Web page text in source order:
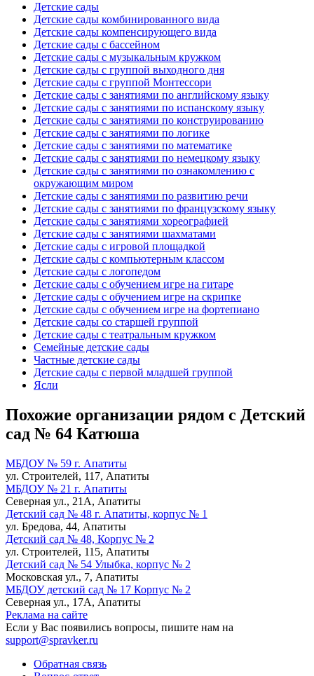
Детские сады
Детские сады комбинированного вида
Детские сады компенсирующего вида
Детские сады с бассейном
Детские сады с музыкальным кружком
Детские сады с группой выходного дня
Детские сады с группой Монтессори
Детские сады с занятиями по английскому языку
Детские сады с занятиями по испанскому языку
Детские сады с занятиями по конструированию
Детские сады с занятиями по логике
Детские сады с занятиями по математике
Детские сады с занятиями по немецкому языку
Детские сады с занятиями по ознакомлению с
окружающим миром
Детские сады с занятиями по развитию речи
Детские сады с занятиями по французскому языку
Детские сады с занятиями хореографией
Детские сады с занятиями шахматами
Детские сады с игровой площадкой
Детские сады с компьютерным классом
Детские сады с логопедом
Детские сады с обучением игре на гитаре
Детские сады с обучением игре на скрипке
Детские сады с обучением игре на фортепиано
Детские сады со старшей группой
Детские сады с театральным кружком
Семейные детские сады
Частные детские сады
Детские сады с первой младшей группой
Ясли
Похожие организации рядом с Детский
сад № 64 Катюша
МБДОУ № 59 г. Апатиты
ул. Строителей, 117, Апатиты
МБДОУ № 21 г. Апатиты
Северная ул., 21А, Апатиты
Детский сад № 48 г. Апатиты, корпус № 1
ул. Бредова, 44, Апатиты
Детский сад № 48, Корпус № 2
ул. Строителей, 115, Апатиты
Детский сад № 54 Улыбка, корпус № 2
Московская ул., 7, Апатиты
МБДОУ детский сад № 17 Корпус № 2
Северная ул., 17А, Апатиты
Реклама на сайте
Если у Вас появились вопросы, пишите нам на
support@spravker.ru
Обратная связь